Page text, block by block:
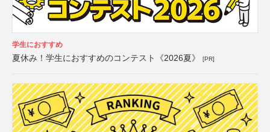
学生におすすめ
夏休み！学生におすすめのコンテスト《2026夏》 [PR]